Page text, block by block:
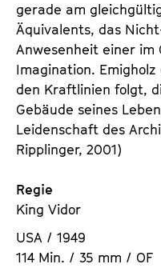
gerade am
Äquivalents, das
Anwesenheit einer im
Imagination.
den Kraftlinien folgt,
Gebäude seines
Leidenschaft des
Ripplinger, 2001)
Regie
King Vidor
USA / 1949
114 Min. / 35 mm / OF